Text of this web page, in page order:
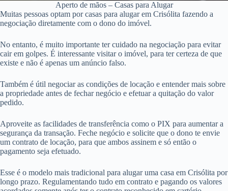
Aperto de mãos – Casas para Alugar
Muitas pessoas optam por casas para alugar em Crisólita fazendo a
negociação diretamente com o dono do imóvel.
No entanto, é muito importante ter cuidado na negociação para evitar
cair em golpes. É interessante visitar o imóvel, para ter certeza de que
existe e não é apenas um anúncio falso.
Também é útil negociar as condições de locação e entender mais sobre
a propriedade antes de fechar negócio e efetuar a quitação do valor
pedido.
Aproveite as facilidades de transferência como o PIX para aumentar a
segurança da transação. Feche negócio e solicite que o dono te envie
um contrato de locação, para que ambos assinem e só então o
pagamento seja efetuado.
Esse é o modelo mais tradicional para alugar uma casa em Crisólita por
longo prazo. Regulamentando tudo em contrato e pagando os valores